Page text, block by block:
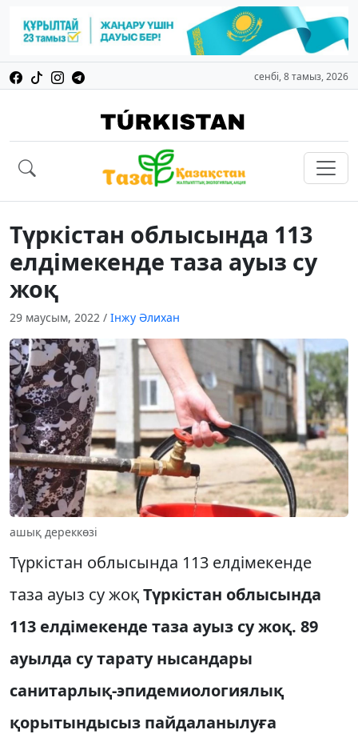
сенбі, 8 тамыз, 2026
Түркістан облысында 113
елдімекенде таза ауыз су
жоқ
29 маусым, 2022 / Інжу Әлихан
ашық дереккөзі
Түркістан облысында 113 елдімекенде
таза ауыз су жоқТүркістан облысында
113 елдімекенде таза ауыз су жоқ. 89
ауылда су тарату нысандары
санитарлық-эпидемиологиялық
қорытындысыз пайдаланылуға